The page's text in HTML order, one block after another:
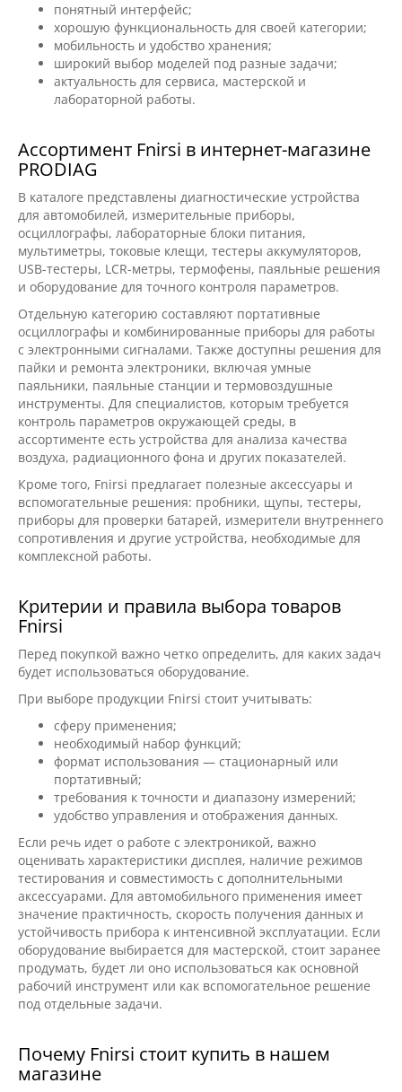
понятный интерфейс;
хорошую функциональность для своей категории;
мобильность и удобство хранения;
широкий выбор моделей под разные задачи;
актуальность для сервиса, мастерской и
лабораторной работы.
Ассортимент Fnirsi в интернет-магазине
PRODIAG
В каталоге представлены диагностические устройства
для автомобилей, измерительные приборы,
осциллографы, лабораторные блоки питания,
мультиметры, токовые клещи, тестеры аккумуляторов,
USB-тестеры, LCR-метры, термофены, паяльные решения
и оборудование для точного контроля параметров.
Отдельную категорию составляют портативные
осциллографы и комбинированные приборы для работы
с электронными сигналами. Также доступны решения для
пайки и ремонта электроники, включая умные
паяльники, паяльные станции и термовоздушные
инструменты. Для специалистов, которым требуется
контроль параметров окружающей среды, в
ассортименте есть устройства для анализа качества
воздуха, радиационного фона и других показателей.
Кроме того, Fnirsi предлагает полезные аксессуары и
вспомогательные решения: пробники, щупы, тестеры,
приборы для проверки батарей, измерители внутреннего
сопротивления и другие устройства, необходимые для
комплексной работы.
Критерии и правила выбора товаров
Fnirsi
Перед покупкой важно четко определить, для каких задач
будет использоваться оборудование.
При выборе продукции Fnirsi стоит учитывать:
сферу применения;
необходимый набор функций;
формат использования — стационарный или
портативный;
требования к точности и диапазону измерений;
удобство управления и отображения данных.
Если речь идет о работе с электроникой, важно
оценивать характеристики дисплея, наличие режимов
тестирования и совместимость с дополнительными
аксессуарами. Для автомобильного применения имеет
значение практичность, скорость получения данных и
устойчивость прибора к интенсивной эксплуатации. Если
оборудование выбирается для мастерской, стоит заранее
продумать, будет ли оно использоваться как основной
рабочий инструмент или как вспомогательное решение
под отдельные задачи.
Почему Fnirsi стоит купить в нашем
магазине